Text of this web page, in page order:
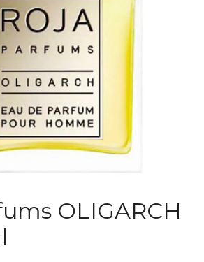
OLIGARCH